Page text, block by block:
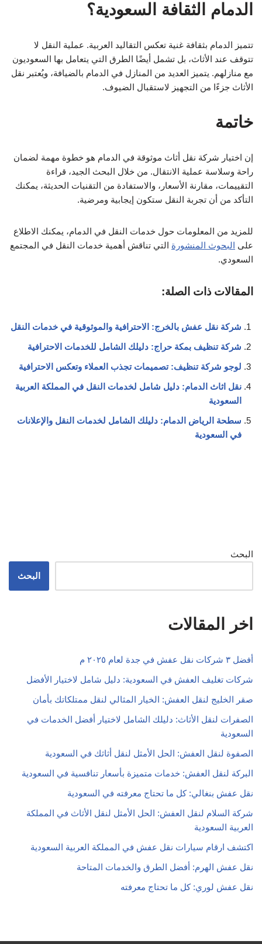
الدمام الثقافة السعودية؟
تتميز الدمام بثقافة غنية تعكس التقاليد العربية. عملية النقل لا
تتوقف عند الأثاث، بل تشمل أيضًا الطرق التي يتعامل بها السعوديون
مع منازلهم. يتميز العديد من المنازل في الدمام بالضيافة، ويُعتبر نقل
الأثاث جزءًا من التجهيز لاستقبال الضيوف.
خاتمة
إن اختيار شركة نقل أثاث موثوقة في الدمام هو خطوة مهمة لضمان
راحة وسلاسة عملية الانتقال. من خلال البحث الجيد، قراءة
التقييمات، مقارنة الأسعار، والاستفادة من التقنيات الحديثة، يمكنك
التأكد من أن تجربة النقل ستكون إيجابية ومرضية.
للمزيد من المعلومات حول خدمات النقل في الدمام، يمكنك الاطلاع
على البحوث المنشورة التي تناقش أهمية خدمات النقل في المجتمع
السعودي.
المقالات ذات الصلة:
شركة نقل عفش بالخرج: الاحترافية والموثوقية في خدمات النقل
شركة تنظيف بمكة حراج: دليلك الشامل للخدمات الاحترافية
لوجو شركة تنظيف: تصميمات تجذب العملاء وتعكس الاحترافية
نقل اثاث الدمام: دليل شامل لخدمات النقل في المملكة العربية
السعودية
سطحة الرياض الدمام: دليلك الشامل لخدمات النقل والإعلانات
في السعودية
البحث
البحث
اخر المقالات
أفضل ٣ شركات نقل عفش في جدة لعام ٢٠٢٥ م
شركات تغليف العفش في السعودية: دليل شامل لاختيار الأفضل
صقر الخليج لنقل العفش: الخيار المثالي لنقل ممتلكاتك بأمان
الصفرات لنقل الأثاث: دليلك الشامل لاختيار أفضل الخدمات في
السعودية
الصفوة لنقل العفش: الحل الأمثل لنقل أثاثك في السعودية
البركة لنقل العفش: خدمات متميزة بأسعار تنافسية في السعودية
نقل عفش بنغالي: كل ما تحتاج معرفته في السعودية
شركة السلام لنقل العفش: الحل الأمثل لنقل الأثاث في المملكة
العربية السعودية
اكتشف ارقام سيارات نقل عفش في المملكة العربية السعودية
نقل عفش الهرم: أفضل الطرق والخدمات المتاحة
نقل عفش لوري: كل ما تحتاج معرفته